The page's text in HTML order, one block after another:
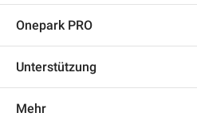
Impressum
Onepark PRO
Werden Sie unser Partner
Auf meinen Partnerbereich zugreifen
Unterstützung
Mehr